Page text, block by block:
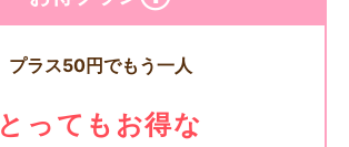
プラス50円でもう一人
とってもお得な